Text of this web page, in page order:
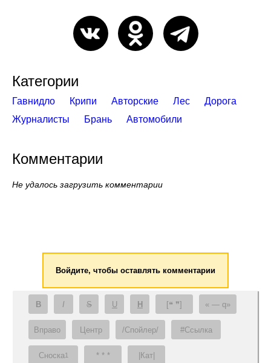
Категории
Гавнидло Крипи Авторские Лес
Дорога
Журналисты
Брань Автомобили
Комментарии
Не удалось загрузить комментарии
Войдите, чтобы оставлять комментарии
B I S U H [❝ ❞] — q
Вправо Центр /Спойлер/ #Ссылка
Сноска1 * * * |Кат|